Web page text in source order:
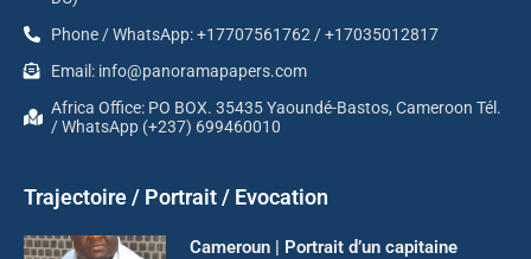
Phone / WhatsApp: +17707561762 / +17035012817
Email: info@panoramapapers.com
Africa Office: PO BOX. 35435 Yaoundé-Bastos, Cameroon Tél.
/ WhatsApp (+237) 699460010
Trajectoire / Portrait / Evocation
Cameroun | Portrait d’un capitaine